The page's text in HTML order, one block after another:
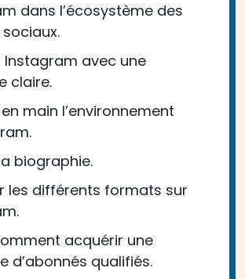
dans l’écosystème des
Instagram avec une
claire.
main l’environnement
biographie.
les différents formats sur
acquérir une
d’abonnés qualifiés.